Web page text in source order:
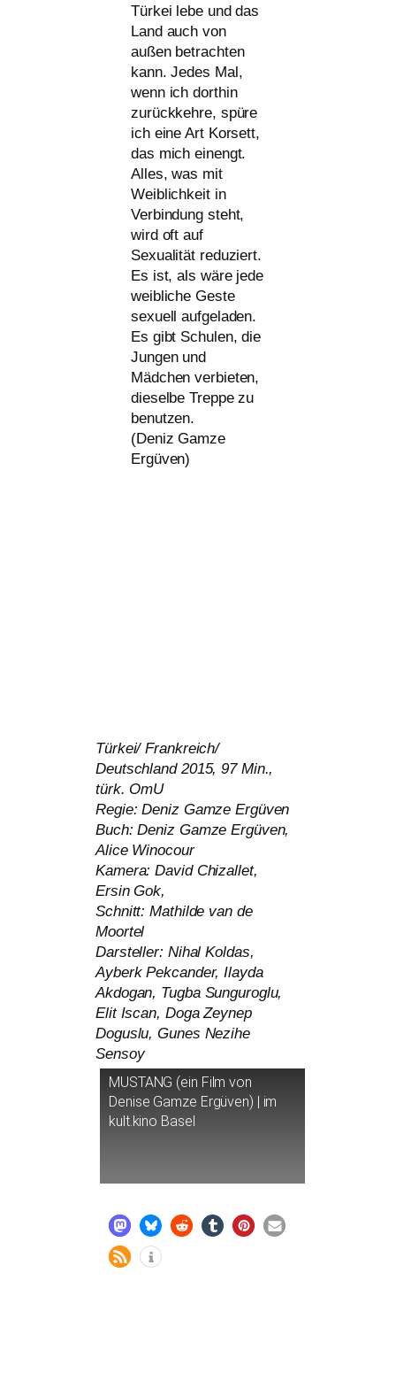
Türkei lebe und das
Land auch von
außen betrach­ten
kann. Jedes Mal,
wenn ich dort­hin
zurück­keh­re, spü­re
ich eine Art Korsett,
das mich ein­engt.
Alles, was mit
Weiblichkeit in
Verbindung steht,
wird oft auf
Sexualität redu­ziert.
Es ist, als wäre jede
weib­li­che Geste
sexu­ell auf­ge­la­den.
Es gibt Schulen, die
Jungen und
Mädchen ver­bie­ten,
die­sel­be Treppe zu
benutzen.
(Deniz Gamze
Ergüven)
Türkei/ Frankreich/
Deutschland 2015, 97 Min.,
türk. OmU
Regie: Deniz Gamze Ergüven
Buch: Deniz Gamze Ergüven,
Alice Winocour
Kamera: David Chizallet,
Ersin Gok,
Schnitt: Mathilde van de
Moortel
Darsteller: Nihal Koldas,
Ayberk Pekcander, Ilayda
Akdogan, Tugba Sunguroglu,
Elit Iscan, Doga Zeynep
Doguslu, Gunes Nezihe
Sensoy
MUSTANG (ein Film von
Denise Gamze Ergüven) | im
kult.kino Basel